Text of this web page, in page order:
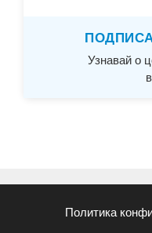
Узнавай о
Политика